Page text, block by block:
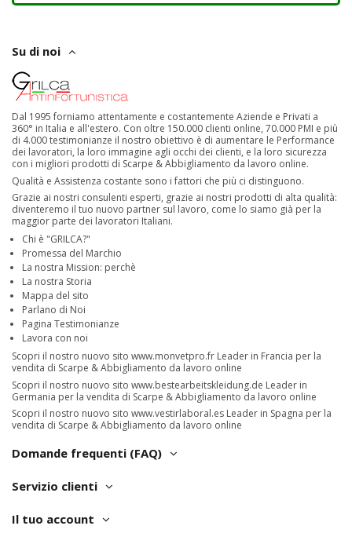
Su di noi
Dal 1995 forniamo attentamente e costantemente Aziende e Privati a
360° in Italia e all'estero. Con oltre 150.000 clienti online, 70.000 PMI e più
di 4.000 testimonianze il nostro obiettivo è di aumentare le Performance
dei lavoratori, la loro immagine agli occhi dei clienti, e la loro sicurezza
con i migliori prodotti di Scarpe & Abbigliamento da lavoro online.
Qualità e Assistenza costante sono i fattori che più ci distinguono.
Grazie ai nostri consulenti esperti, grazie ai nostri prodotti di alta qualità:
diventeremo il tuo nuovo partner sul lavoro, come lo siamo già per la
maggior parte dei lavoratori Italiani.
Chi è "GRILCA?"
Promessa del Marchio
La nostra Mission: perchè
La nostra Storia
Mappa del sito
Parlano di Noi
Pagina Testimonianze
Lavora con noi
Scopri il nostro nuovo sito www.monvetpro.fr Leader in Francia per la
vendita di Scarpe & Abbigliamento da lavoro online
Scopri il nostro nuovo sito www.bestearbeitskleidung.de Leader in
Germania per la vendita di Scarpe & Abbigliamento da lavoro online
Scopri il nostro nuovo sito www.vestirlaboral.es Leader in Spagna per la
vendita di Scarpe & Abbigliamento da lavoro online
Domande frequenti (FAQ)
Servizio clienti
Il tuo account